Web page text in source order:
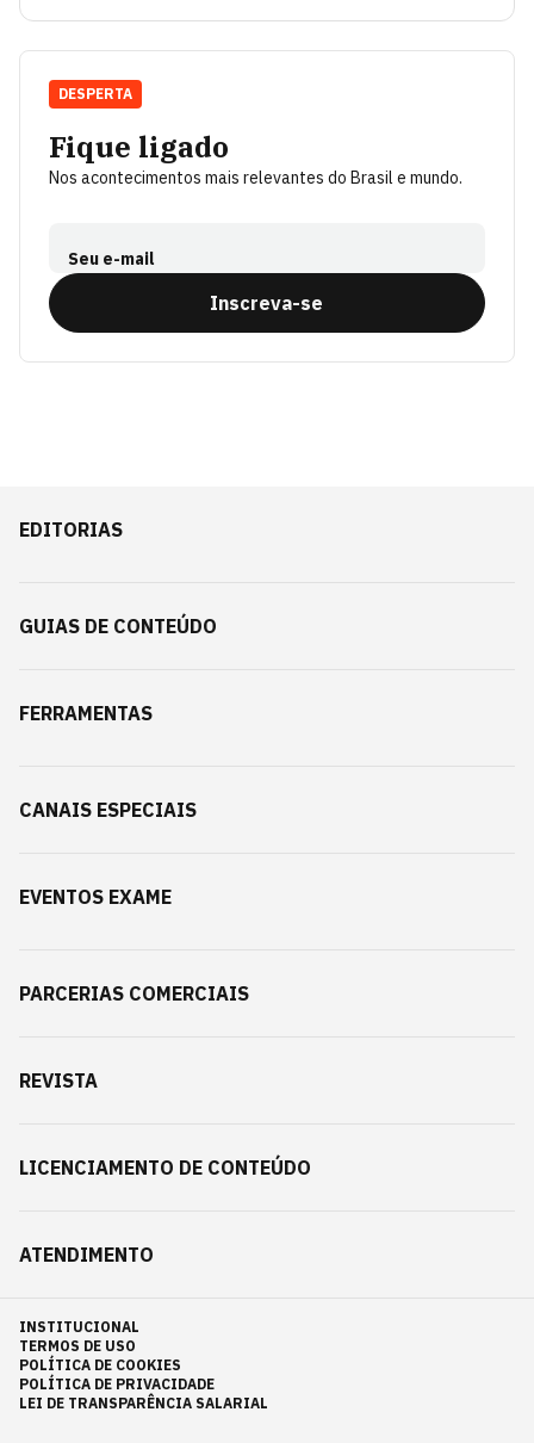
Fique ligado
Nos acontecimentos mais relevantes do Brasil e mundo.
Seu e-mail
Inscreva-se
DESPERTA
EDITORIAS
GUIAS DE CONTEÚDO
FERRAMENTAS
CANAIS ESPECIAIS
EVENTOS EXAME
PARCERIAS COMERCIAIS
REVISTA
LICENCIAMENTO DE CONTEÚDO
ATENDIMENTO
INSTITUCIONAL
TERMOS DE USO
POLÍTICA DE COOKIES
POLÍTICA DE PRIVACIDADE
LEI DE TRANSPARÊNCIA SALARIAL